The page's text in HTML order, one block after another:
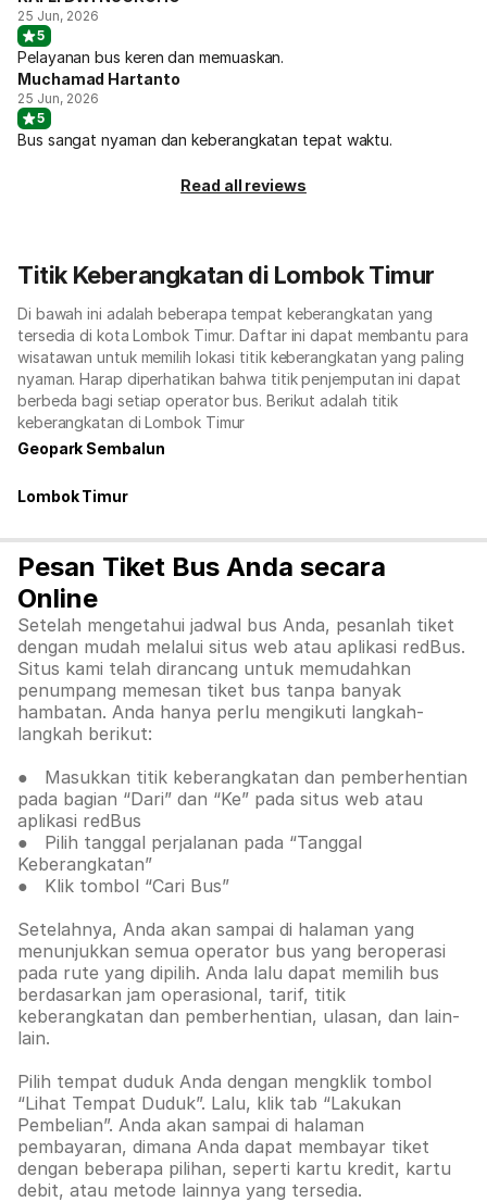
25 Jun, 2026
5
Pelayanan bus keren dan memuaskan.
Muchamad Hartanto
25 Jun, 2026
5
Bus sangat nyaman dan keberangkatan tepat waktu.
Read all reviews
Titik Keberangkatan di Lombok Timur
Di bawah ini adalah beberapa tempat keberangkatan yang
tersedia di kota Lombok Timur. Daftar ini dapat membantu para
wisatawan untuk memilih lokasi titik keberangkatan yang paling
nyaman. Harap diperhatikan bahwa titik penjemputan ini dapat
berbeda bagi setiap operator bus. Berikut adalah titik
keberangkatan di Lombok Timur
Geopark Sembalun
Lombok Timur
Pesan Tiket Bus Anda secara
Online
Setelah mengetahui jadwal bus Anda, pesanlah tiket
dengan mudah melalui situs web atau aplikasi redBus.
Situs kami telah dirancang untuk memudahkan
penumpang memesan tiket bus tanpa banyak
hambatan. Anda hanya perlu mengikuti langkah-
langkah berikut:
● Masukkan titik keberangkatan dan pemberhentian
pada bagian “Dari” dan “Ke” pada situs web atau
aplikasi redBus
● Pilih tanggal perjalanan pada “Tanggal
Keberangkatan”
● Klik tombol “Cari Bus”
Setelahnya, Anda akan sampai di halaman yang
menunjukkan semua operator bus yang beroperasi
pada rute yang dipilih. Anda lalu dapat memilih bus
berdasarkan jam operasional, tarif, titik
keberangkatan dan pemberhentian, ulasan, dan lain-
lain.
Pilih tempat duduk Anda dengan mengklik tombol
“Lihat Tempat Duduk”. Lalu, klik tab “Lakukan
Pembelian”. Anda akan sampai di halaman
pembayaran, dimana Anda dapat membayar tiket
dengan beberapa pilihan, seperti kartu kredit, kartu
debit, atau metode lainnya yang tersedia.